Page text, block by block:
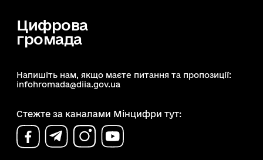
Цифрова
громада
Напишіть нам, якщо маєте питання та пропозиції:
infohromada@diia.gov.ua
Стежте за каналами Мінцифри тут: